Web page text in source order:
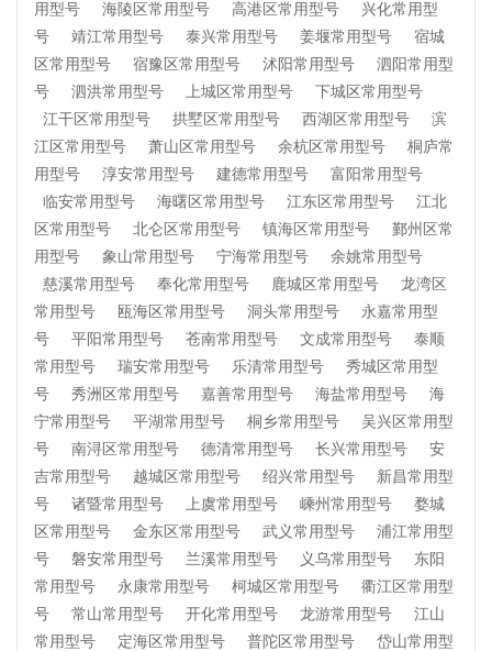
用型号
海陵区常用型号 高港区常用型号
兴化常用型
号
靖江常用型号 泰兴常用型号 姜堰常用型号
宿城
区常用型号
宿豫区常用型号 沭阳常用型号
泗阳常用型
号
泗洪常用型号 上城区常用型号
下城区常用型号
江干区常用型号
拱墅区常用型号 西湖区常用型号
滨
江区常用型号
萧山区常用型号 余杭区常用型号
桐庐常
用型号
淳安常用型号 建德常用型号
富阳常用型号
临安常用型号
海曙区常用型号 江东区常用型号
江北
区常用型号
北仑区常用型号 镇海区常用型号
鄞州区常
用型号
象山常用型号 宁海常用型号
余姚常用型号
慈溪常用型号
奉化常用型号 鹿城区常用型号
龙湾区
常用型号
瓯海区常用型号 洞头常用型号
永嘉常用型
号
平阳常用型号 苍南常用型号 文成常用型号
泰顺
常用型号
瑞安常用型号 乐清常用型号
秀城区常用型
号
秀洲区常用型号 嘉善常用型号 海盐常用型号
海
宁常用型号
平湖常用型号 桐乡常用型号
吴兴区常用型
号
南浔区常用型号 德清常用型号 长兴常用型号
安
吉常用型号
越城区常用型号 绍兴常用型号
新昌常用型
号
诸暨常用型号 上虞常用型号 嵊州常用型号
婺城
区常用型号
金东区常用型号 武义常用型号
浦江常用型
号
磐安常用型号 兰溪常用型号 义乌常用型号
东阳
常用型号
永康常用型号 柯城区常用型号
衢江区常用型
号
常山常用型号 开化常用型号 龙游常用型号
江山
常用型号
定海区常用型号 普陀区常用型号
岱山常用型